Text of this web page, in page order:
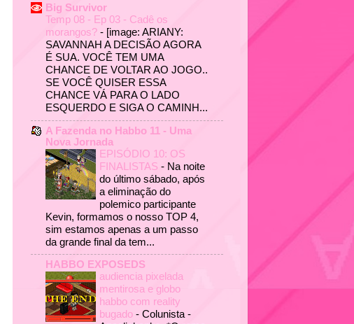
Big Survivor
Temp 08 - Ep 03 - Cadê os
morangos? - [image: ARIANY:
SAVANNAH A DECISÃO AGORA
É SUA. VOCÊ TEM UMA
CHANCE DE VOLTAR AO JOGO..
SE VOCÊ QUISER ESSA
CHANCE VÁ PARA O LADO
ESQUERDO E SIGA O CAMINH...
A Fazenda no Habbo 11 - Uma
Nova Jornada
EPISÓDIO 10: OS
FINALISTAS - Na noite
do último sábado, após
a eliminação do
polemico participante
Kevin, formamos o nosso TOP 4,
sim estamos apenas a um passo
da grande final da tem...
HABBO EXPOSEDS
audiencia pixelada
mentirosa e globo
habbo com reality
bugado - Colunista -